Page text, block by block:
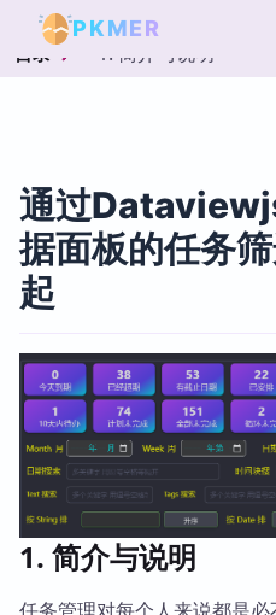
PKMER
目录 1. 简介与说明
通过
据面板的任务
起
1. 简介与说明